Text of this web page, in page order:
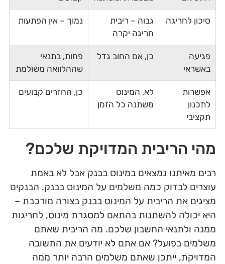
סיכון לחריגה
גבוה – ריבית
חריגה יקרה
נמוך – אין הפתעות
פגיעה
באשראי
כן, אם החוב גדל
פחות, בתנאי
שההלוואה משולמת
אפשרות
לתכנון
תקציבי
לא, המינוס
משתנה כל הזמן
כן, החזרים קבועים
מהי הריבית המדויקת שלכם?
רבים מאיתנו נמצאים במינוס בבנק אבל לא באמת
עוצרים לבדוק כמה משלמים על המינוס בבנק. הבנקים
מציגים את הריבית על המינוס בבנק בצורה מורכבת –
היא יכולה להשתנות בהתאם למסגרת מינוס, לחריגות
ממנה ולתנאי החשבון שלכם. מה הריבית שאתם
משלמים בפועל? אם אתם לא יודעים את התשובה
המדויקת, ייתכן שאתם משלמים הרבה יותר ממה